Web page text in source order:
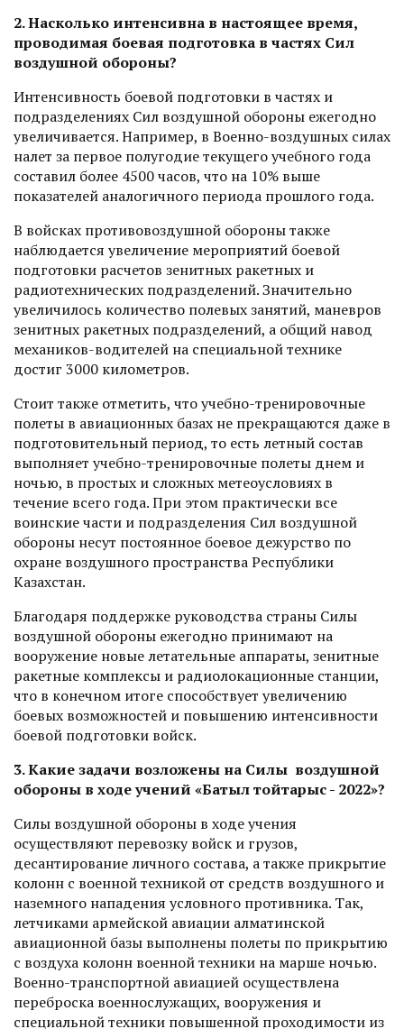
2. Насколько интенсивна в настоящее время,
проводимая боевая подготовка в частях Сил
воздушной обороны?
Интенсивность боевой подготовки в частях и
подразделениях Сил воздушной обороны ежегодно
увеличивается. Например, в Военно-воздушных силах
налет за первое полугодие текущего учебного года
составил более 4500 часов, что на 10% выше
показателей аналогичного периода прошлого года.
В войсках противовоздушной обороны также
наблюдается увеличение мероприятий боевой
подготовки расчетов зенитных ракетных и
радиотехнических подразделений. Значительно
увеличилось количество полевых занятий, маневров
зенитных ракетных подразделений, а общий навод
механиков-водителей на специальной технике
достиг 3000 километров.
Стоит также отметить, что учебно-тренировочные
полеты в авиационных базах не прекращаются даже в
подготовительный период, то есть летный состав
выполняет учебно-тренировочные полеты днем и
ночью, в простых и сложных метеоусловиях в
течение всего года. При этом практически все
воинские части и подразделения Сил воздушной
обороны несут постоянное боевое дежурство по
охране воздушного пространства Республики
Казахстан.
Благодаря поддержке руководства страны Силы
воздушной обороны ежегодно принимают на
вооружение новые летательные аппараты, зенитные
ракетные комплексы и радиолокационные станции,
что в конечном итоге способствует увеличению
боевых возможностей и повышению интенсивности
боевой подготовки войск.
3. Какие задачи возложены на Силы воздушной
обороны в ходе учений «Батыл тойтарыс - 2022»?
Силы воздушной обороны в ходе учения
осуществляют перевозку войск и грузов,
десантирование личного состава, а также прикрытие
колонн с военной техникой от средств воздушного и
наземного нападения условного противника. Так,
летчиками армейской авиации алматинской
авиационной базы выполнены полеты по прикрытию
с воздуха колонн военной техники на марше ночью.
Военно-транспортной авиацией осуществлена
переброска военнослужащих, вооружения и
специальной техники повышенной проходимости из